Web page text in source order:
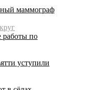
маммограф
работы по
уступили